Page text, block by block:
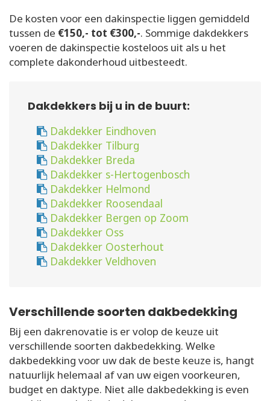
De kosten voor een dakinspectie liggen gemiddeld
tussen de €150,- tot €300,-. Sommige dakdekkers
voeren de dakinspectie kosteloos uit als u het
complete dakonderhoud uitbesteedt.
Dakdekkers bij u in de buurt:
Dakdekker Eindhoven
Dakdekker Tilburg
Dakdekker Breda
Dakdekker s-Hertogenbosch
Dakdekker Helmond
Dakdekker Roosendaal
Dakdekker Bergen op Zoom
Dakdekker Oss
Dakdekker Oosterhout
Dakdekker Veldhoven
Verschillende soorten dakbedekking
Bij een dakrenovatie is er volop de keuze uit
verschillende soorten dakbedekking. Welke
dakbedekking voor uw dak de beste keuze is, hangt
natuurlijk helemaal af van uw eigen voorkeuren,
budget en daktype. Niet alle dakbedekking is even